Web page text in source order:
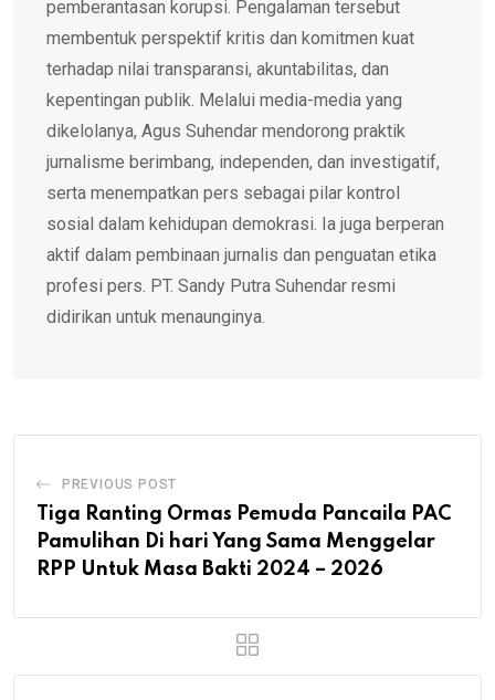
pemberantasan korupsi. Pengalaman tersebut
membentuk perspektif kritis dan komitmen kuat
terhadap nilai transparansi, akuntabilitas, dan
kepentingan publik. Melalui media-media yang
dikelolanya, Agus Suhendar mendorong praktik
jurnalisme berimbang, independen, dan investigatif,
serta menempatkan pers sebagai pilar kontrol
sosial dalam kehidupan demokrasi. Ia juga berperan
aktif dalam pembinaan jurnalis dan penguatan etika
profesi pers. PT. Sandy Putra Suhendar resmi
didirikan untuk menaunginya.
PREVIOUS POST
Tiga Ranting Ormas Pemuda Pancaila PAC
Pamulihan Di hari Yang Sama Menggelar
RPP Untuk Masa Bakti 2024 – 2026